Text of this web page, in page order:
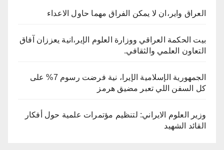
العراق واير،ان لا يمكن الفراق مهما حاول الاعداء
بيت الحكمة العراقي ووزارة العلوم الإير،انية يعززان آفاق
التعاون العلمي والثقافي.
الجمهورية الإسلامية الإيرا، نية فرضت رسوم 7% على
كل السفن اللي تعبر مضيق هرمز
وزير العلوم الايراني: لتنظيم مؤتمرات علمية حول أفكار
القائد الشهيد